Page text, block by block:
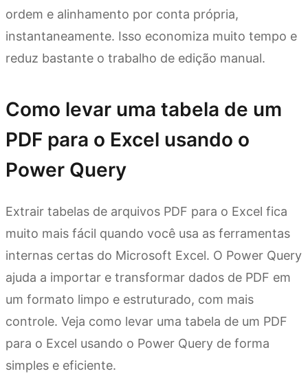
ordem e alinhamento por conta própria,
instantaneamente. Isso economiza muito tempo e
reduz bastante o trabalho de edição manual.
Como levar uma tabela de um
PDF para o Excel usando o
Power Query
Extrair tabelas de arquivos PDF para o Excel fica
muito mais fácil quando você usa as ferramentas
internas certas do Microsoft Excel. O Power Query
ajuda a importar e transformar dados de PDF em
um formato limpo e estruturado, com mais
controle. Veja como levar uma tabela de um PDF
para o Excel usando o Power Query de forma
simples e eficiente.